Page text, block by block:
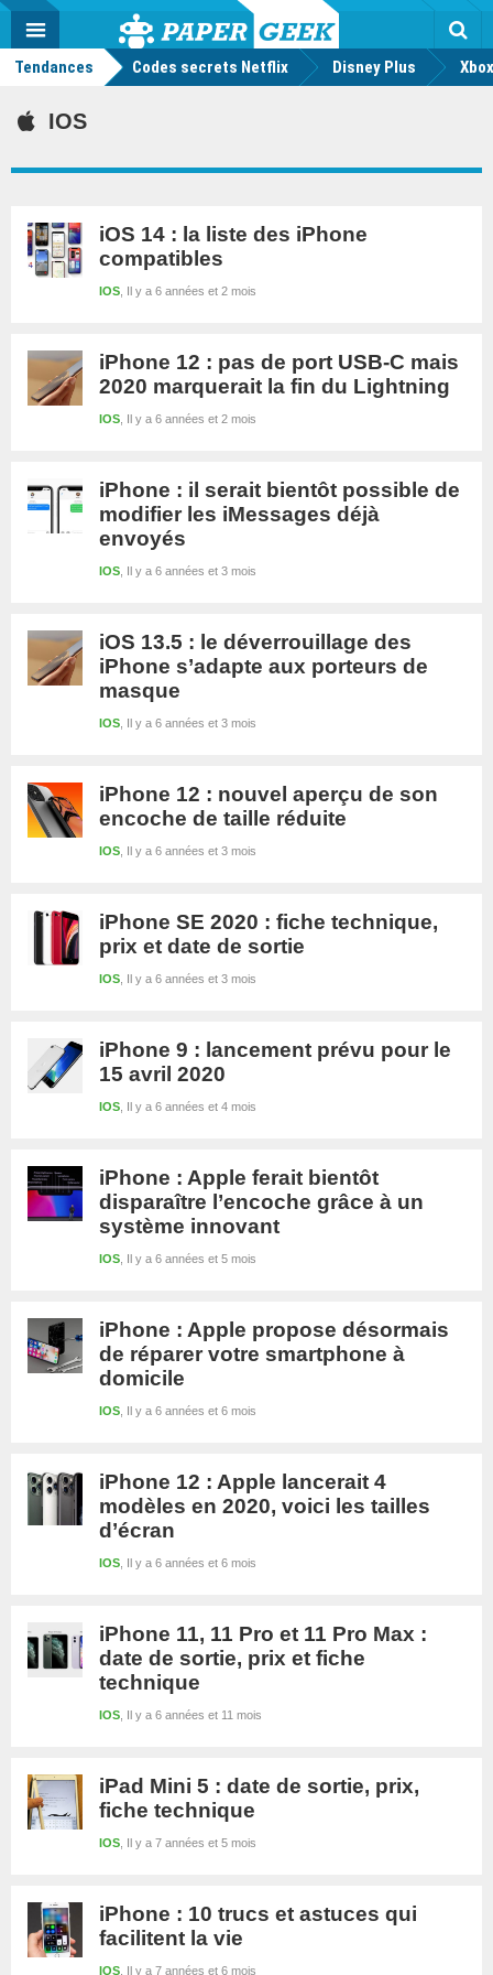
Actu
geek
MENU
Tendances Codes secrets Netflix Disney Plus
IOS
iOS 14 : la liste des iPhone
compatibles
Il y a 6 années et 2 mois
IOS
iPhone 12 : pas de port USB-C mais
2020 marquerait la fin du Lightning
Il y a 6 années et 2 mois
IOS
iPhone : il serait bientôt possible de
modifier les iMessages déjà
envoyés
Il y a 6 années et 3 mois
IOS
iOS 13.5 : le déverrouillage des
iPhone s’adapte aux porteurs de
masque
Il y a 6 années et 3 mois
IOS
iPhone 12 : nouvel aperçu de son
encoche de taille réduite
Il y a 6 années et 3 mois
IOS
iPhone SE 2020 : fiche technique,
prix et date de sortie
Il y a 6 années et 3 mois
IOS
iPhone 9 : lancement prévu pour le
15 avril 2020
Il y a 6 années et 4 mois
IOS
iPhone : Apple ferait bientôt
disparaître l’encoche grâce à un
système innovant
Il y a 6 années et 5 mois
IOS
iPhone : Apple propose désormais
de réparer votre smartphone à
domicile
Il y a 6 années et 6 mois
IOS
iPhone 12 : Apple lancerait 4
modèles en 2020, voici les tailles
d’écran
Il y a 6 années et 6 mois
IOS
iPhone 11, 11 Pro et 11 Pro Max :
date de sortie, prix et fiche
technique
Il y a 6 années et 11 mois
IOS
iPad Mini 5 : date de sortie, prix,
fiche technique
Il y a 7 années et 5 mois
IOS
iPhone : 10 trucs et astuces qui
facilitent la vie
Il y a 7 années et 6 mois
IOS
Mode
FacebookTwitter Youtube